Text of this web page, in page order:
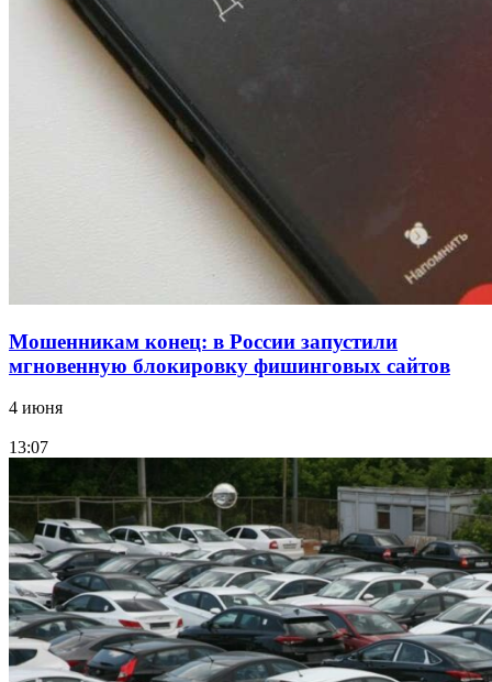
Сладкий праздник в Волгограде: в Центральном
парке прошёл фестиваль „Арбузный переполох“
Волгоградские компании нарастили экспорт:
заключены контракты на 3,6 млн долларов
Мошенникам конец: в России запустили
мгновенную блокировку фишинговых сайтов
4 июня
13:07